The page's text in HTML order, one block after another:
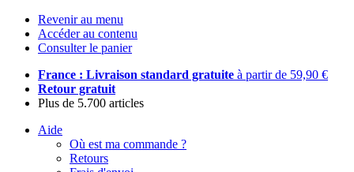
Revenir au menu
Accéder au contenu
Consulter le panier
France : Livraison standard gratuite à partir de 59,90 €
Retour gratuit
Plus de 5.700 articles
Aide
Où est ma commande ?
Retours